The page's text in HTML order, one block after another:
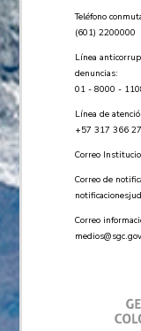
Teléfono
(601) 2200000
Línea
denuncias:
01 - 8000 -
Línea de
+57 ​317 366
Correo
Correo de
Correo